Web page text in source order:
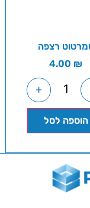
רצפה
4.00 ₪
+
הוספה לסל